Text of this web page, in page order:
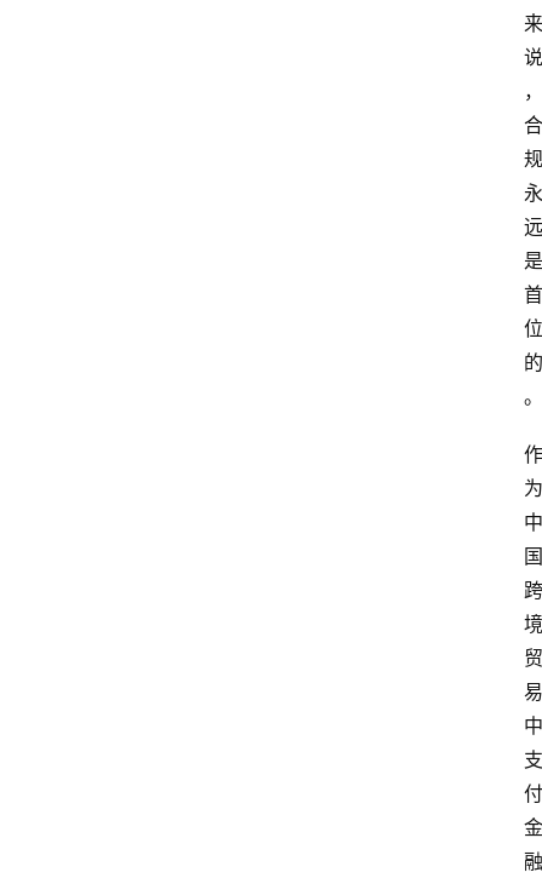
来
说
，
合
规
永
远
是
首
位
的
。
作
为
中
国
跨
境
贸
易
中
支
付
金
融